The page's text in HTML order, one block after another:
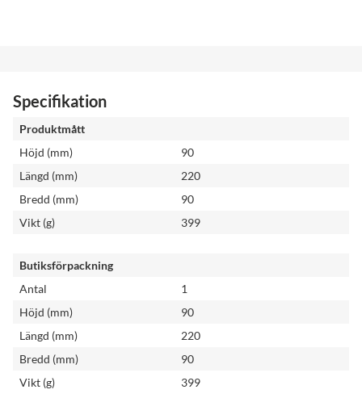
Specifikation
Produktmått
Höjd (mm)
90
Längd (mm)
220
Bredd (mm)
90
Vikt (g)
399
Butiksförpackning
Antal
1
Höjd (mm)
90
Längd (mm)
220
Bredd (mm)
90
Vikt (g)
399